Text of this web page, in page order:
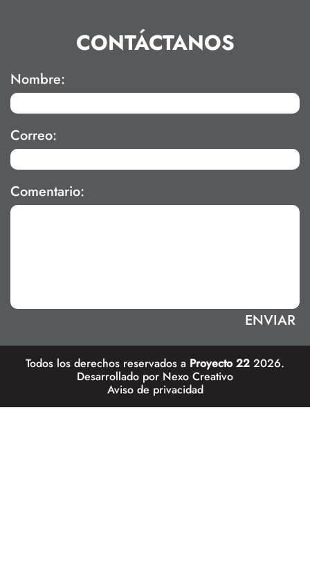
CONTÁCTANOS
Nombre:
Correo:
Comentario:
Todos los derechos reservados a Proyecto 22 2026.
Desarrollado por Nexo Creativo
Aviso de privacidad